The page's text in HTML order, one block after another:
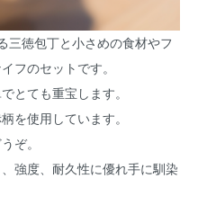
三徳包丁と小さめの食材やフ
フのセットです。
とても重宝します。
を使用しています。
ぞ。
強度、耐久性に優れ手に馴染